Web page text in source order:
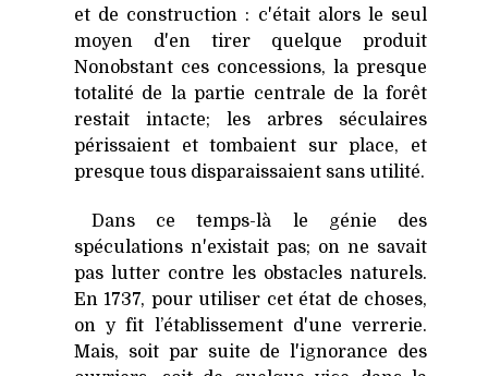
et de construction : c'était alors le seul
moyen d'en tirer quelque produit
Nonobstant ces concessions, la presque
totalité de la partie centrale de la forêt
restait intacte; les arbres séculaires
périssaient et tombaient sur place, et
presque tous disparaissaient sans utilité.
Dans ce temps-là le génie des
spéculations n'existait pas; on ne savait
pas lutter contre les obstacles naturels.
En 1737, pour utiliser cet état de choses,
on y fit l’établissement d'une verrerie.
Mais, soit par suite de l'ignorance des